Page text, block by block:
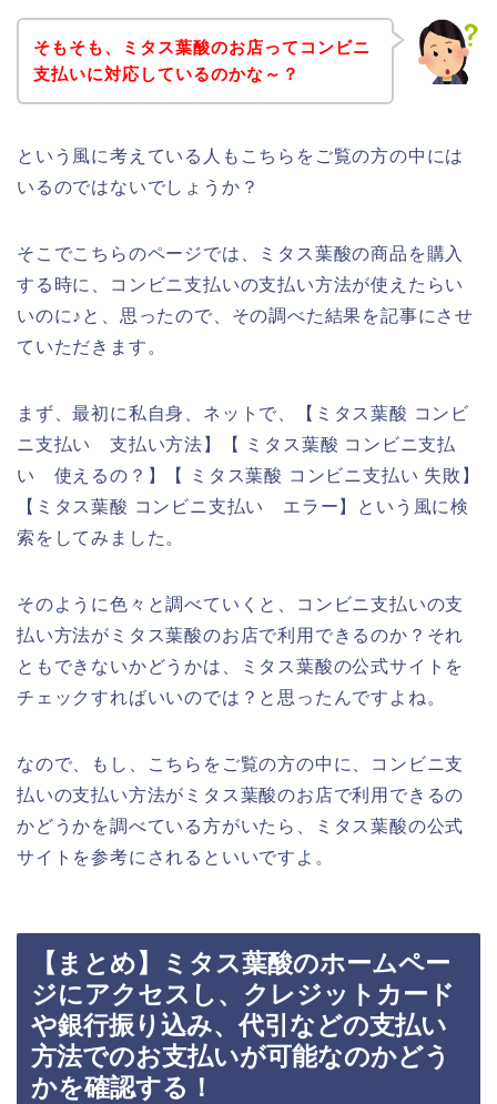
そもそも、ミタス葉酸のお店ってコンビニ
支払いに対応しているのかな～？
という風に考えている人もこちらをご覧の方の中には
いるのではないでしょうか？
そこでこちらのページでは、ミタス葉酸の商品を購入
する時に、コンビニ支払いの支払い方法が使えたらい
いのに♪と、思ったので、その調べた結果を記事にさせ
ていただきます。
まず、最初に私自身、ネットで、【ミタス葉酸 コンビ
ニ支払い 支払い方法】【 ミタス葉酸 コンビニ支払
い 使えるの？】【 ミタス葉酸 コンビニ支払い 失敗】
【ミタス葉酸 コンビニ支払い エラー】という風に検
索をしてみました。
そのように色々と調べていくと、コンビニ支払いの支
払い方法がミタス葉酸のお店で利用できるのか？それ
ともできないかどうかは、ミタス葉酸の公式サイトを
チェックすればいいのでは？と思ったんですよね。
なので、もし、こちらをご覧の方の中に、コンビニ支
払いの支払い方法がミタス葉酸のお店で利用できるの
かどうかを調べている方がいたら、ミタス葉酸の公式
サイトを参考にされるといいですよ。
【まとめ】ミタス葉酸のホームペー
ジにアクセスし、クレジットカード
や銀行振り込み、代引などの支払い
方法でのお支払いが可能なのかどう
かを確認する！